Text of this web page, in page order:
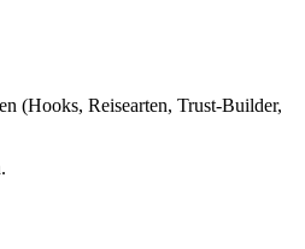
(Hooks, Reisearten, Trust-Builder,